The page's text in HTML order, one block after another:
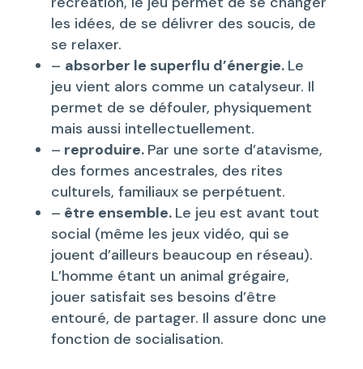
les idées, de se délivrer des soucis, de
se relaxer.
– absorber le superflu d’énergie. Le
jeu vient alors comme un catalyseur. Il
permet de se défouler, physiquement
mais aussi intellectuellement.
– reproduire. Par une sorte d’atavisme,
des formes ancestrales, des rites
culturels, familiaux se perpétuent.
– être ensemble. Le jeu est avant tout
social (même les jeux vidéo, qui se
jouent d’ailleurs beaucoup en réseau).
L’homme étant un animal grégaire,
jouer satisfait ses besoins d’être
entouré, de partager. Il assure donc une
fonction de socialisation.